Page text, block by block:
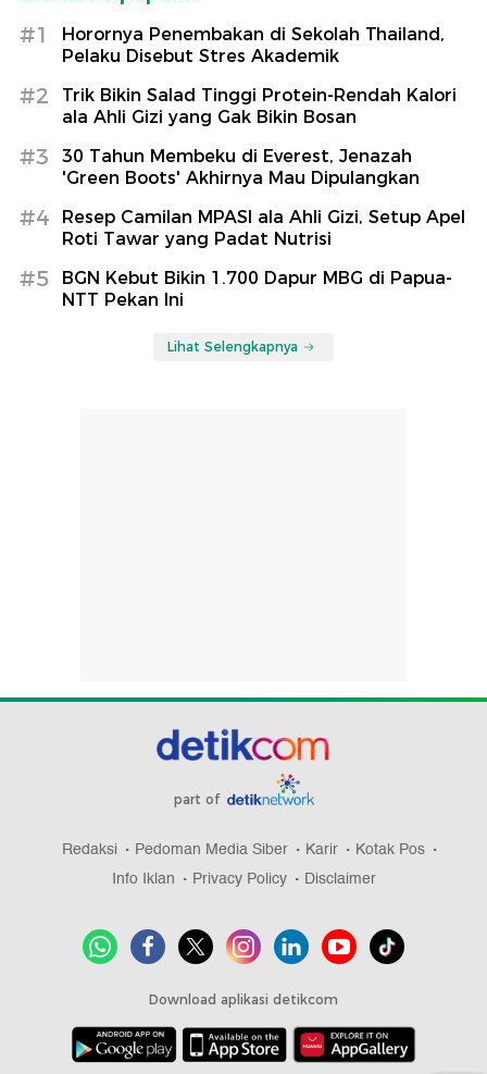
#1
Horornya Penembakan di Sekolah Thailand,
Pelaku Disebut Stres Akademik
#2
Trik Bikin Salad Tinggi Protein-Rendah Kalori
ala Ahli Gizi yang Gak Bikin Bosan
#3
30 Tahun Membeku di Everest, Jenazah
'Green Boots' Akhirnya Mau Dipulangkan
#4
Resep Camilan MPASI ala Ahli Gizi, Setup Apel
Roti Tawar yang Padat Nutrisi
#5
BGN Kebut Bikin 1.700 Dapur MBG di Papua-
NTT Pekan Ini
Lihat Selengkapnya
part of
Redaksi Pedoman Media Siber Karir
Kotak Pos
Info Iklan
Privacy Policy Disclaimer
Download aplikasi detikcom